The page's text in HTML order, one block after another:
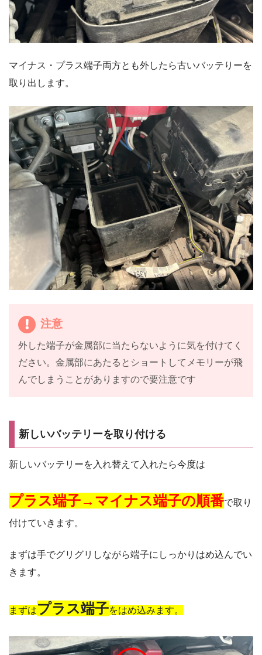
マイナス・プラス端子両方とも外したら古いバッテりーを
取り出します。
注意
外した端子が金属部に当たらないように気を付けてく
ださい。金属部にあたるとショートしてメモリーが飛
んでしまうことがありますので要注意です
新しいバッテリーを取り付ける
新しいバッテリーを入れ替えて入れたら今度は
プラス端子→マイナス端子の順番で取り
付けていきます。
まずは手でグリグリしながら端子にしっかりはめ込んでい
きます。
まずはプラス端子をはめ込みます。